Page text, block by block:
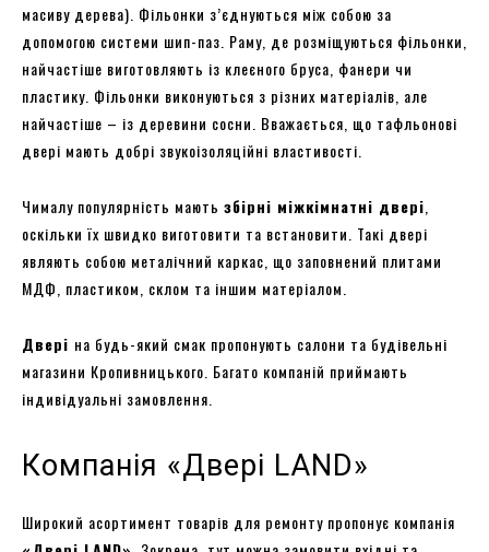
масиву дерева). Фільонки з’єднуються між собою за
допомогою системи шип-паз. Раму, де розміщуються фільонки,
найчастіше виготовляють із клеєного бруса, фанери чи
пластику. Фільонки виконуються з різних матеріалів, але
найчастіше – із деревини сосни. Вважається, що тафльонові
двері мають добрі звукоізоляційні властивості.
Чималу популярність мають збірні міжкімнатні двері
оскільки їх швидко виготовити та встановити. Такі двері
являють собою металічний каркас, що заповнений плитами
МДФ, пластиком, склом та іншим матеріалом.
Двері на будь-який смак пропонують салони та будівельні
магазини Кропивницького. Багато компаній приймають
індивідуальні замовлення.
Компанія «Двері LAND»
Широкий асортимент товарів для ремонту пропонує компанія